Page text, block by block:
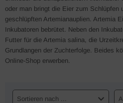
oder man bringt die Eier zum Schlüpfen
geschlüpften Artemianauplien. Artemia
Inkubatoren bebrütet. Neben den
Futter für die Artemia salina, die
Grundlangen der Zuchterfolge. Beides
Online-Shop erwerben.
Sortieren nach ...